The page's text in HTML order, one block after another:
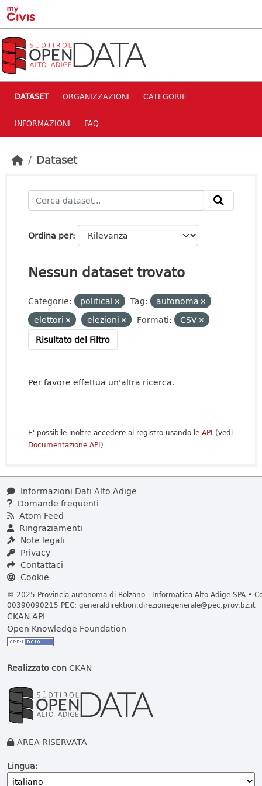
Skip to main content
DATASET ORGANIZZAZIONI CATEGORIE
INFORMAZIONI FAQ
Dataset
Ordina per
Nessun dataset trovato
Categorie: political Tag:
autonoma
elettori
elezioni Formati:
CSV
Risultato del Filtro
Per favore effettua un'altra ricerca.
E' possibile inoltre accedere al registro usando le API (vedi
Documentazione API).
Informazioni Dati Alto Adige
Domande frequenti
Atom Feed
Ringraziamenti
Note legali
Privacy
Contattaci
Cookie
© 2025 Provincia autonoma di Bolzano - Informatica Alto Adige SPA •
00390090215 PEC: generaldirektion.direzionegenerale@pec.prov.bz.it
CKAN API
Open Knowledge Foundation
Realizzato conCKAN
AREA RISERVATA
Lingua